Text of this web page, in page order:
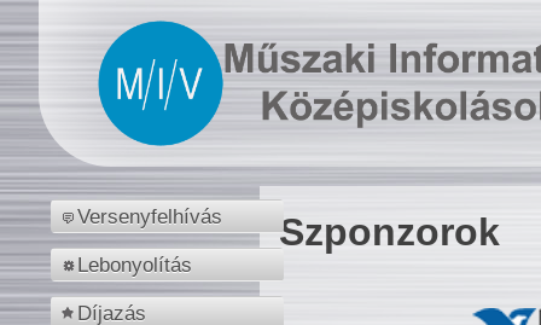
Versenyfelhívás
Lebonyolítás
Díjazás
Szponzorok